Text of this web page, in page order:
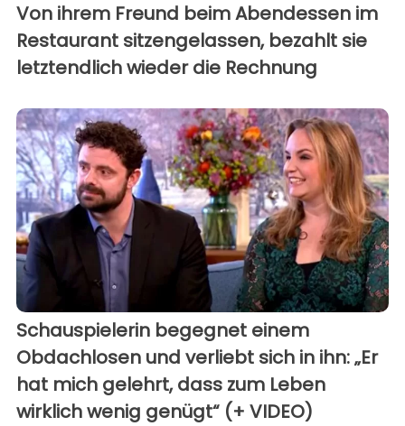
Von ihrem Freund beim Abendessen im
Restaurant sitzengelassen, bezahlt sie
letztendlich wieder die Rechnung
Schauspielerin begegnet einem
Obdachlosen und verliebt sich in ihn: „Er
hat mich gelehrt, dass zum Leben
wirklich wenig genügt“ (+ VIDEO)